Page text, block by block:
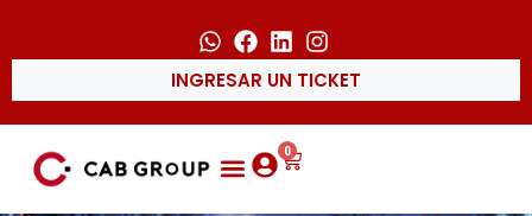
INGRESAR UN TICKET
0